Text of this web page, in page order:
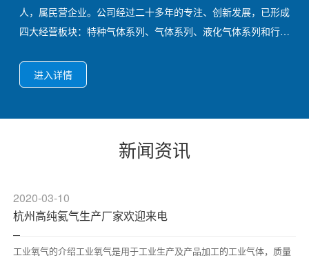
人，属民营企业。公司经过二十多年的专注、创新发展，已形成
四大经营板块：特种气体系列、气体系列、液化气体系列和行业
之一。公司产品齐全，品种系列化，主营品种有高纯气体、标准
气体、混合气体、电子气体、大宗工业气体及民用气体。产品广
决策、研发应用、销售服务和进出口贸易等多支精英团队。建有
析设备、气体储运设备、标准计量设备和检测仪器设备等数百
台。现已通过ISO9001国际质量体系认证。公司坚持“以人为
本、安全发展、科学发展”...
进入详情
新闻资讯
2020-03-10
杭州高纯氦气生产厂家欢迎来电
工业氧气的介绍工业氧气是用于工业生产及产品加工的工业气体，质量